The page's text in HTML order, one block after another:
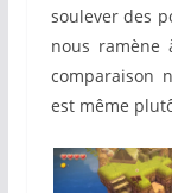
soulever des
nous ramène
comparaison
est même